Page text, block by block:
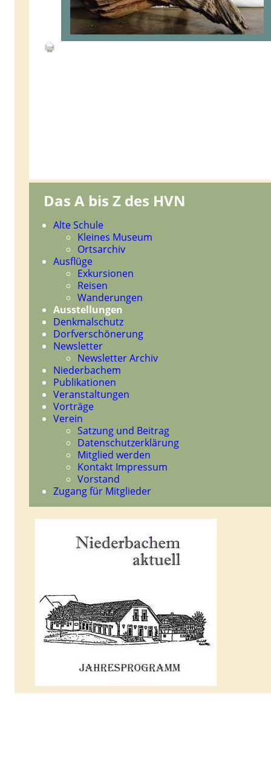
Das A bis Z des HVN
Navigation
überspringen
Alte Schule
Kleines Museum
Ortsarchiv
Ausflüge
Exkursionen
Reisen
Wanderungen
Ausstellungen
Denkmalschutz
Dorfverschönerung
Newsletter
Newsletter Archiv
Niederbachem
Publikationen
Veranstaltungen
Vorträge
Verein
Satzung und Beitrag
Datenschutzerklärung
Mitglied werden
Kontakt Impressum
Vorstand
Zugang für Mitglieder